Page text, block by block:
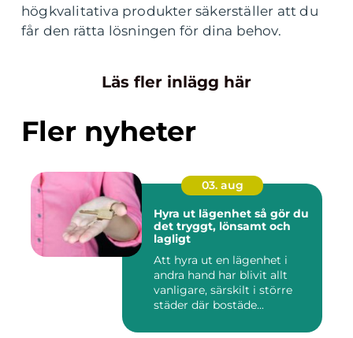
högkvalitativa produkter säkerställer att du
får den rätta lösningen för dina behov.
Läs fler inlägg här
Fler nyheter
03. aug
Hyra ut lägenhet så gör du
det tryggt, lönsamt och
lagligt
Att hyra ut en lägenhet i
andra hand har blivit allt
vanligare, särskilt i större
städer där bostäde...